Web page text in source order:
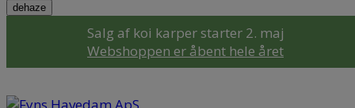
dehaze
Salg af koi karper starter 2. maj
Webshoppen er åbent hele året